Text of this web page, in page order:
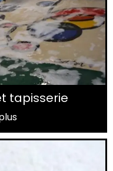
tapisserie